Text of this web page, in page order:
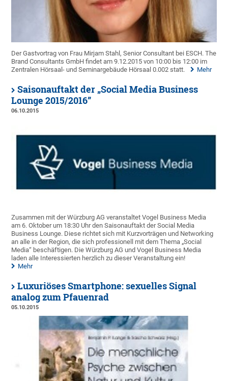
Der Gastvortrag von Frau Mirjam Stahl, Senior Consultant bei ESCH. The
Brand Consultants GmbH findet am 9.12.2015 von 10:00 bis 12:00 im
Zentralen Hörsaal- und Seminargebäude Hörsaal 0.002 statt.
Mehr
Saisonauftakt der „Social Media Business
Lounge 2015/2016”
06.10.2015
Zusammen mit der Würzburg AG veranstaltet Vogel Business Media
am 6. Oktober um 18:30 Uhr den Saisonauftakt der Social Media
Business Lounge. Diese richtet sich mit Kurzvorträgen und Networking
an alle in der Region, die sich professionell mit dem Thema „Social
Media“ beschäftigen. Die Würzburg AG und Vogel Business Media
laden alle Interessierten herzlich zu dieser Veranstaltung ein!
Mehr
Luxuriöses Smartphone: sexuelles Signal
analog zum Pfauenrad
05.10.2015